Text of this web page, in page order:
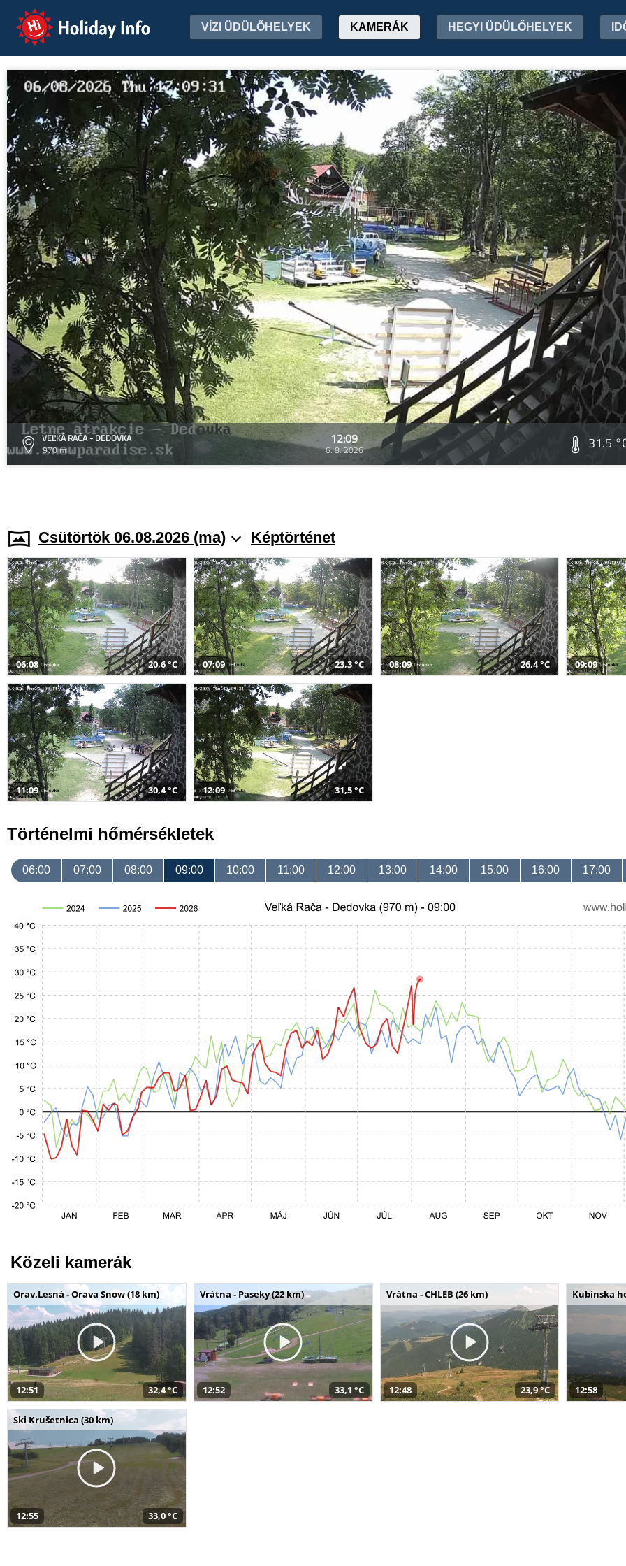
Holiday Info VÍZI ÜDÜLŐHELYEK KAMERÁK HEGYI ÜDÜLŐHELYEK
VEĽKÁ RAČA - DEDOVKA
970 m
12:09
6. 8. 2026 31.5
Csütörtök 06.08.2026 (ma) Képtörténet
06:08 20,6 °C 07:09 23,3 °C 08:09 26,4 °C 09:09
11:09 30,4 °C 12:09 31,5 °C
Történelmi hőmérsékletek
06:00 07:00 08:00 09:00 10:00 11:00 12:00 13:00 14:00 15:00 16:00 17:00
Közeli kamerák
Orav.Lesná - Orava Snow (18 km)
12:51 32,4 °C
Vrátna - Paseky (22 km)
12:52 33,1 °C
Vrátna - CHLEB (26 km)
12:48 23,9 °C
Kubínska
12:58
Ski Krušetnica (30 km)
12:55 33,0 °C